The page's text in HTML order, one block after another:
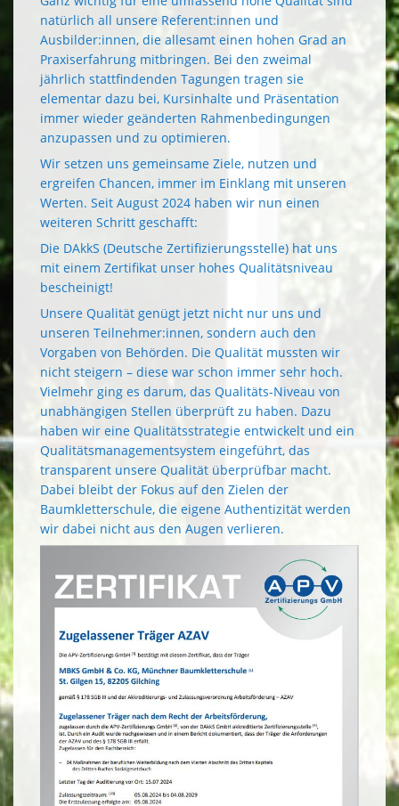
natürlich all unsere Referent:innen und
Ausbilder:innen, die allesamt einen hohen Grad an
Praxiserfahrung mitbringen. Bei den zweimal
jährlich stattfindenden Tagungen tragen sie
elementar dazu bei, Kursinhalte und Präsentation
immer wieder geänderten Rahmenbedingungen
anzupassen und zu optimieren.
Wir setzen uns gemeinsame Ziele, nutzen und
ergreifen Chancen, immer im Einklang mit unseren
Werten. Seit August 2024 haben wir nun einen
weiteren Schritt geschafft:
Die DAkkS (Deutsche Zertifizierungsstelle) hat uns
mit einem Zertifikat unser hohes Qualitätsniveau
bescheinigt!
Unsere Qualität genügt jetzt nicht nur uns und
unseren Teilnehmer:innen, sondern auch den
Vorgaben von Behörden. Die Qualität mussten wir
nicht steigern – diese war schon immer sehr hoch.
Vielmehr ging es darum, das Qualitäts-Niveau von
unabhängigen Stellen überprüft zu haben. Dazu
haben wir eine Qualitätsstrategie entwickelt und ein
Qualitätsmanagementsystem eingeführt, das
transparent unsere Qualität überprüfbar macht.
Dabei bleibt der Fokus auf den Zielen der
Baumkletterschule, die eigene Authentizität werden
wir dabei nicht aus den Augen verlieren.